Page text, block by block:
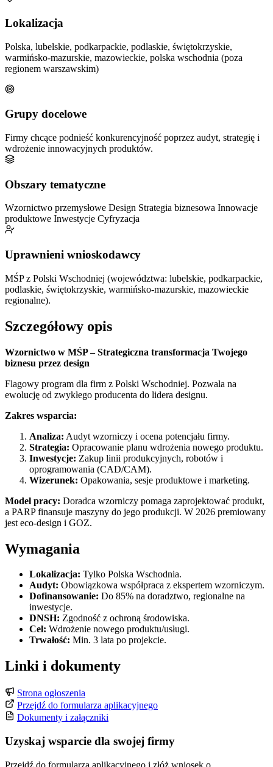
Lokalizacja
Polska, lubelskie, podkarpackie, podlaskie, świętokrzyskie,
warmińsko-mazurskie, mazowieckie, polska wschodnia (poza
regionem warszawskim)
Grupy docelowe
Firmy chcące podnieść konkurencyjność poprzez audyt, strategię i
wdrożenie innowacyjnych produktów.
Obszary tematyczne
Wzornictwo przemysłowe Design Strategia biznesowa Innowacje
produktowe Inwestycje Cyfryzacja
Uprawnieni wnioskodawcy
MŚP z Polski Wschodniej (województwa: lubelskie, podkarpackie,
podlaskie, świętokrzyskie, warmińsko-mazurskie, mazowieckie
regionalne).
Szczegółowy opis
Wzornictwo w MŚP – Strategiczna transformacja Twojego
biznesu przez design
Flagowy program dla firm z Polski Wschodniej. Pozwala na
ewolucję od zwykłego producenta do lidera designu.
Zakres wsparcia:
Analiza: Audyt wzorniczy i ocena potencjału firmy.
Strategia: Opracowanie planu wdrożenia nowego produktu.
Inwestycje: Zakup linii produkcyjnych, robotów i
oprogramowania (CAD/CAM).
Wizerunek: Opakowania, sesje produktowe i marketing.
Model pracy: Doradca wzorniczy pomaga zaprojektować produkt,
a PARP finansuje maszyny do jego produkcji. W 2026 premiowany
jest eco-design i GOZ.
Wymagania
Lokalizacja: Tylko Polska Wschodnia.
Audyt: Obowiązkowa współpraca z ekspertem wzorniczym.
Dofinansowanie: Do 85% na doradztwo, regionalne na
inwestycje.
DNSH: Zgodność z ochroną środowiska.
Cel: Wdrożenie nowego produktu/usługi.
Trwałość: Min. 3 lata po projekcie.
Linki i dokumenty
Strona ogłoszenia
Przejdź do formularza aplikacyjnego
Dokumenty i załączniki
Uzyskaj wsparcie dla swojej firmy
Przejdź do formularza aplikacyjnego i złóż wniosek o